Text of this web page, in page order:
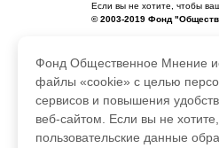
Если вы не хотите, чтобы
© 2003-2019 Фонд
Фонд Общественное Мнение
файлы «cookie» с целью
сервисов и повышения
веб-сайтом. Если вы не
пользовательские данные